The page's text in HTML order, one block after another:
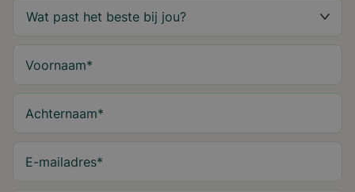
Voornaam*
Achternaam*
E-mailadres*